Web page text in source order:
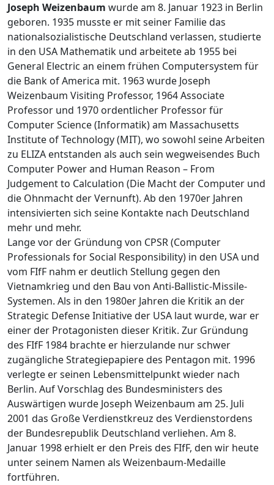
Joseph Weizenbaum wurde am 8. Januar 1923 in Berlin
geboren. 1935 musste er mit seiner Familie das
nationalsozialistische Deutschland verlassen, studierte
in den USA Mathematik und arbeitete ab 1955 bei
General Electric an einem frühen Computersystem für
die Bank of America mit. 1963 wurde Joseph
Weizenbaum Visiting Professor, 1964 Associate
Professor und 1970 ordentlicher Professor für
Computer Science (Informatik) am Massachusetts
Institute of Technology (MIT), wo sowohl seine Arbeiten
zu ELIZA entstanden als auch sein wegweisendes Buch
Computer Power and Human Reason – From
Judgement to Calculation (Die Macht der Computer und
die Ohnmacht der Vernunft). Ab den 1970er Jahren
intensivierten sich seine Kontakte nach Deutschland
mehr und mehr.
Lange vor der Gründung von CPSR (Computer
Professionals for Social Responsibility) in den USA und
vom FIfF nahm er deutlich Stellung gegen den
Vietnamkrieg und den Bau von Anti-Ballistic-Missile-
Systemen. Als in den 1980er Jahren die Kritik an der
Strategic Defense Initiative der USA laut wurde, war er
einer der Protagonisten dieser Kritik. Zur Gründung
des FIfF 1984 brachte er hierzulande nur schwer
zugängliche Strategiepapiere des Pentagon mit. 1996
verlegte er seinen Lebensmittelpunkt wieder nach
Berlin. Auf Vorschlag des Bundesministers des
Auswärtigen wurde Joseph Weizenbaum am 25. Juli
2001 das Große Verdienstkreuz des Verdienstordens
der Bundesrepublik Deutschland verliehen. Am 8.
Januar 1998 erhielt er den Preis des FIfF, den wir heute
unter seinem Namen als Weizenbaum-Medaille
fortführen.